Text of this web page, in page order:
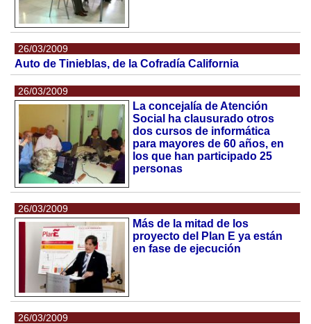
26/03/2009
Auto de Tinieblas, de la Cofradía California
26/03/2009
La concejalía de Atención
Social ha clausurado otros
dos cursos de informática
para mayores de 60 años, en
los que han participado 25
personas
26/03/2009
Más de la mitad de los
proyecto del Plan E ya están
en fase de ejecución
26/03/2009